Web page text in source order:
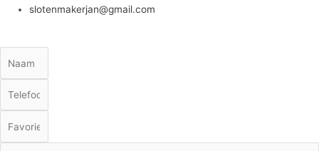
slotenmakerjan@gmail.com